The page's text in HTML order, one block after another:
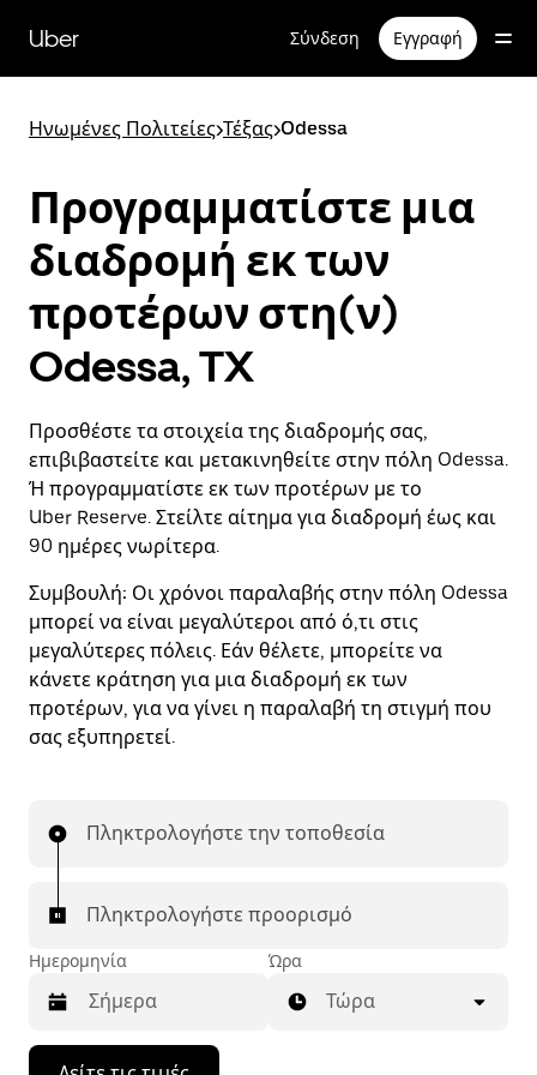
κύριο
περιεχόμενο
Uber Σύνδεση Εγγραφή
Ηνωμένες Πολιτείες>Τέξας>Odessa
Προγραμματίστε μια
διαδρομή εκ των
προτέρων στη(ν)
Odessa, TX
Προσθέστε τα στοιχεία της διαδρομής σας,
επιβιβαστείτε και μετακινηθείτε στην πόλη Odessa.
Ή προγραμματίστε εκ των προτέρων με το
Uber Reserve. Στείλτε αίτημα για διαδρομή έως και
90 ημέρες νωρίτερα.
Συμβουλή: Οι χρόνοι παραλαβής στην πόλη Odessa
μπορεί να είναι μεγαλύτεροι από ό,τι στις
μεγαλύτερες πόλεις. Εάν θέλετε, μπορείτε να
κάνετε κράτηση για μια διαδρομή εκ των
προτέρων, για να γίνει η παραλαβή τη στιγμή που
σας εξυπηρετεί.
Πληκτρολογήστε την τοποθεσία
Πληκτρολογήστε προορισμό
Ημερομηνία
Πατήστε
Ώρα
Τώρα